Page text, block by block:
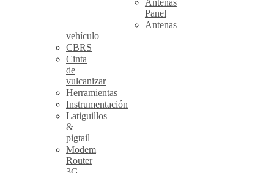
Antenas
Panel
Antenas
vehículo
CBRS
Cinta
de
vulcanizar
Herramientas
Instrumentación
Latiguillos
&
pigtail
Modem
Router